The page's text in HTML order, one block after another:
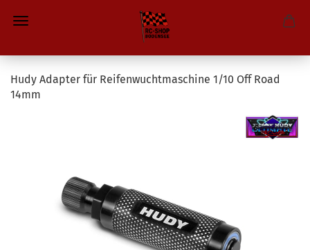
Hudy Adapter für Reifenwuchtmaschine 1/10 Off Road
14mm